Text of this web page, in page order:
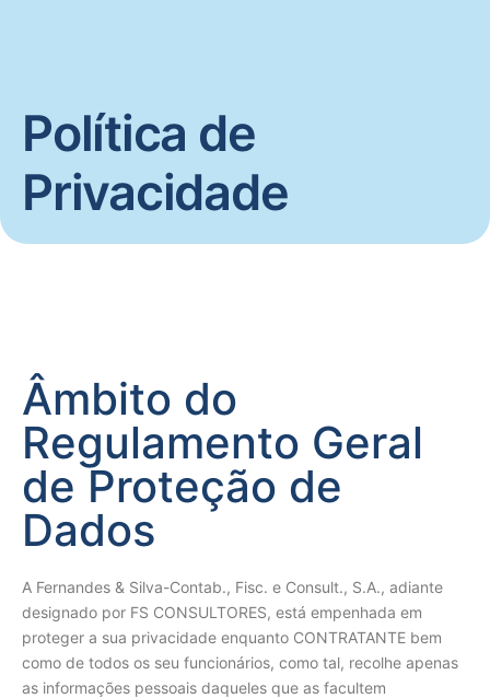
Política de
Privacidade
Âmbito do
Regulamento Geral
de Proteção de
Dados
A Fernandes & Silva-Contab., Fisc. e Consult., S.A., adiante
designado por FS CONSULTORES, está empenhada em
proteger a sua privacidade enquanto CONTRATANTE bem
como de todos os seu funcionários, como tal, recolhe apenas
as informações pessoais daqueles que as facultem